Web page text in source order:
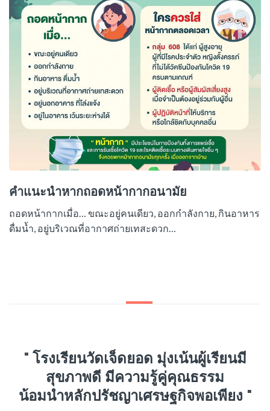
คำแนะนำหากถอดหน้ากากอนามัย
ถอดหน้ากากเมื่อ… ขณะอยู่คนเดียว, ออกกำลังกาย, กินอาหาร
ดื่มน้ำ, อยู่บริเวณที่อากาศถ่ายเทสะดวก…
" โรงเรียนวัดเจ็ดยอด มุ่งเน้นผู้เรียนมี
สุขภาพดี มีความรู้คู่คุณธรรม
น้อมนำหลักปรัชญาเศรษฐกิจพอเพียง "